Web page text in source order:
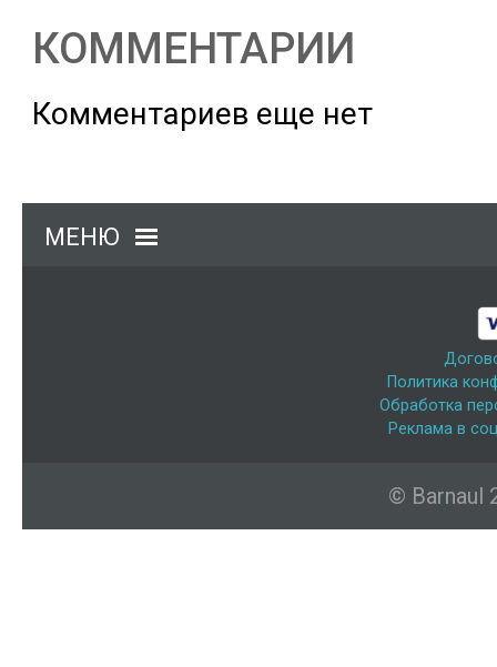
КОММЕНТАРИИ
Комментариев еще нет
МЕНЮ
Политика
Обработка
Реклама в
© Barnaul